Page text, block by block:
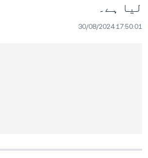
لیا ہے۔
30/08/2024 17:50:01